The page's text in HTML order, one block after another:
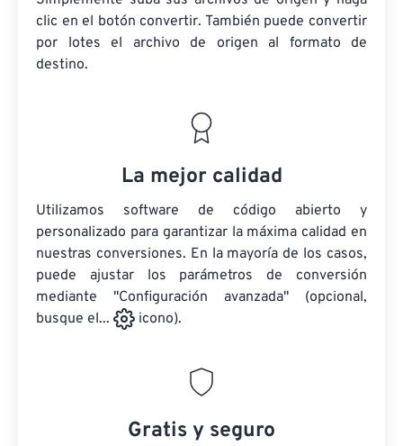
clic en el botón convertir. También puede convertir
por lotes el archivo de origen al formato de
destino.
La mejor calidad
Utilizamos software de código abierto y
personalizado para garantizar la máxima calidad en
nuestras conversiones. En la mayoría de los casos,
puede ajustar los parámetros de conversión
mediante "Configuración avanzada" (opcional,
busque el...
icono).
Gratis y seguro